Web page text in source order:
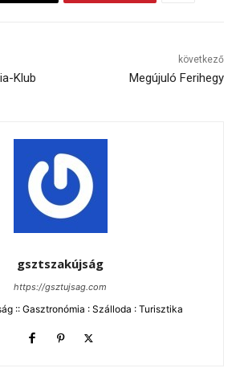
Klub
következő
Megújuló Ferihegy
gsztszakújság
https://gsztujsag.com
:: Gasztronómia : Szálloda : Turisztika